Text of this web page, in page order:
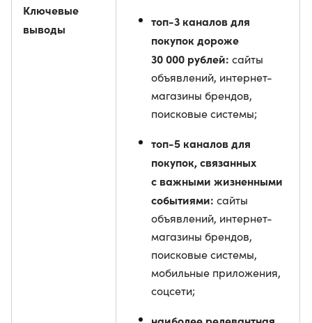
Ключевые
выводы
топ-3 каналов для
покупок дороже
30 000 рублей: сайты
объявлений, интернет-
магазины брендов,
поисковые системы;
топ-5 каналов для
покупок, связанных
с важными жизненными
событиями: сайты
объявлений, интернет-
магазины брендов,
поисковые системы,
мобильные приложения,
соцсети;